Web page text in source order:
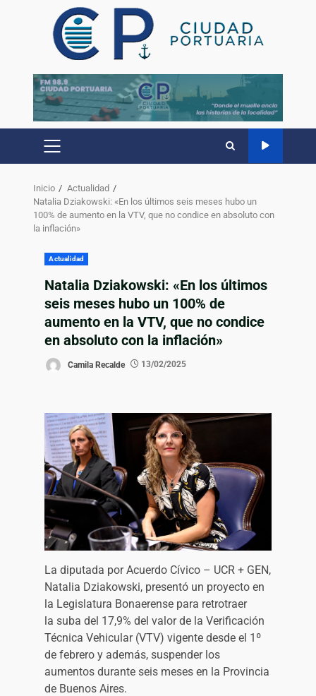
Inicio
Actualidad
Natalia Dziakowski: «En los últimos seis meses hubo un
100% de aumento en la VTV, que no condice en absoluto con
la inflación»
Actualidad
Natalia Dziakowski: «En los últimos
seis meses hubo un 100% de
aumento en la VTV, que no condice
en absoluto con la inflación»
Camila Recalde 13/02/2025
La diputada por Acuerdo Cívico – UCR + GEN,
Natalia Dziakowski, presentó un proyecto en
la Legislatura Bonaerense para retrotraer
la suba del 17,9% del valor de la Verificación
Técnica Vehicular (VTV) vigente desde el 1º
de febrero y además, suspender los
aumentos durante seis meses en la Provincia
de Buenos Aires.